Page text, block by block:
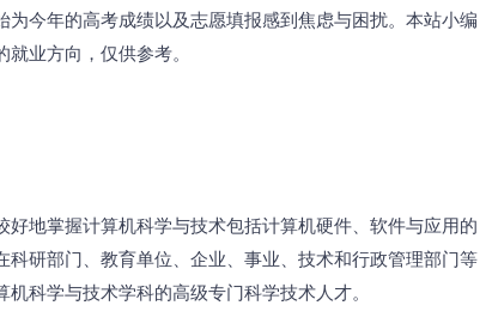
今年的高考成绩以及志愿填报感到焦虑与困扰。本站小编
业方向，仅供参考。
地掌握计算机科学与技术包括计算机硬件、软件与应用的
研部门、教育单位、企业、事业、技术和行政管理部门等
科学与技术学科的高级专门科学技术人才。